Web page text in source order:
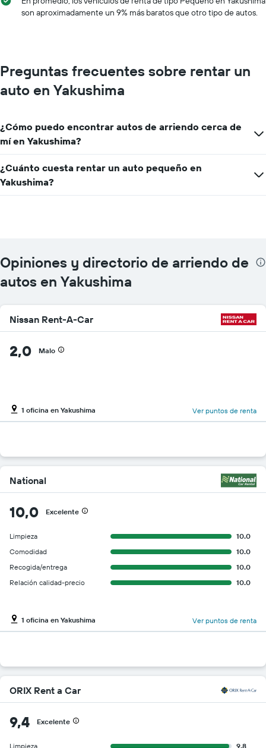
empresa.
que
un
auto
de
por
día.
son aproximadamente un 9% más baratos que otro tipo de autos.
Preguntas frecuentes sobre rentar un
auto en Yakushima
¿Cómo puedo encontrar autos de arriendo cerca de
mí en Yakushima?
¿Cuánto cuesta rentar un auto pequeño en
Yakushima?
Opiniones y directorio de arriendo de
autos en Yakushima
Nissan Rent-A-Car
2,0 Malo
1 oficina en Yakushima Ver puntos de renta
National
10,0 Excelente
Limpieza
10.0
Comodidad
10.0
Recogida/entrega
10.0
Relación calidad-precio
10.0
1 oficina en Yakushima Ver puntos de renta
ORIX Rent a Car
9,4 Excelente
Limpieza
9.8